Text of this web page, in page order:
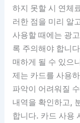
하지 못할 시 연체
러한 점을 미리 알
사용할 때에는 광
록 주의해야 합니
매하게 될 수 있으
제는 카드를 사용
파악이 어려워질
내역을 확인하고,
합니다. 카드 사용